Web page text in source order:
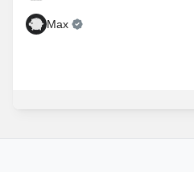
Max